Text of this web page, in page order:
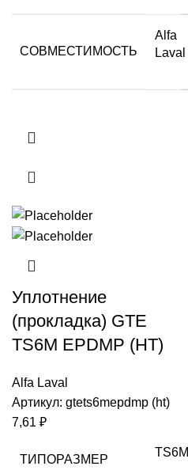
СОВМЕСТИМОСТЬ
Alfa
Laval
Уплотнение
(прокладка) GTE
TS6M EPDMP (HT)
Alfa Laval
Артикул: gtets6mepdmp (ht)
7,61 ₽
ТИПОРАЗМЕР
TS6M